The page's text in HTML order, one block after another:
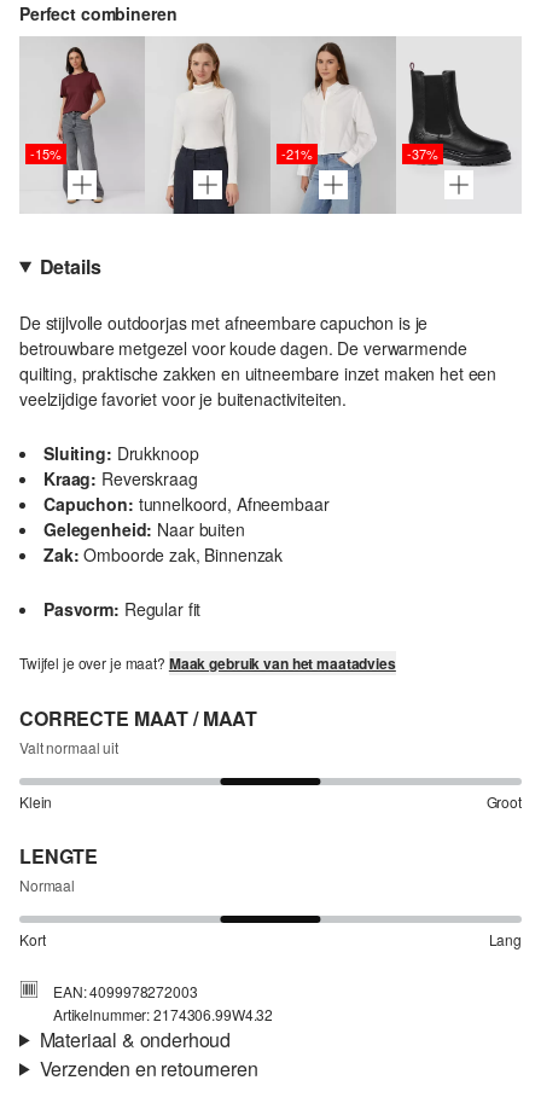
Perfect combineren
-15% -21% -37%
Details
De stijlvolle outdoorjas met afneembare capuchon is je
betrouwbare metgezel voor koude dagen. De verwarmende
quilting, praktische zakken en uitneembare inzet maken het een
veelzijdige favoriet voor je buitenactiviteiten.
Sluiting: Drukknoop
Kraag: Reverskraag
Capuchon: tunnelkoord, Afneembaar
Gelegenheid: Naar buiten
Zak: Omboorde zak, Binnenzak
Pasvorm: Regular fit
Twijfel je over je maat? Maak gebruik van het maatadvies
CORRECTE MAAT / MAAT
Valt normaal uit
Klein Groot
LENGTE
Normaal
Kort Lang
EAN: 4099978272003
Artikelnummer: 2174306.99W4.32
Materiaal & onderhoud
Verzenden en retourneren